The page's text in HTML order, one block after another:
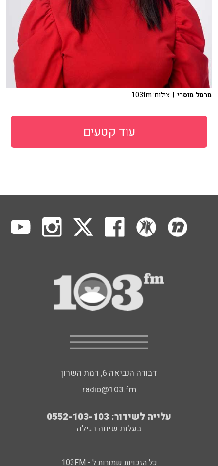
מרסל מוסרי | צילום: 103fm
עוד קטעים
דבורה הנביאה 6, רמת השרון
radio@103.fm
עלייה לשידור: 0552-103-103
בעלות שיחה רגילה
כל הזכויות שמורות ל - 103FM